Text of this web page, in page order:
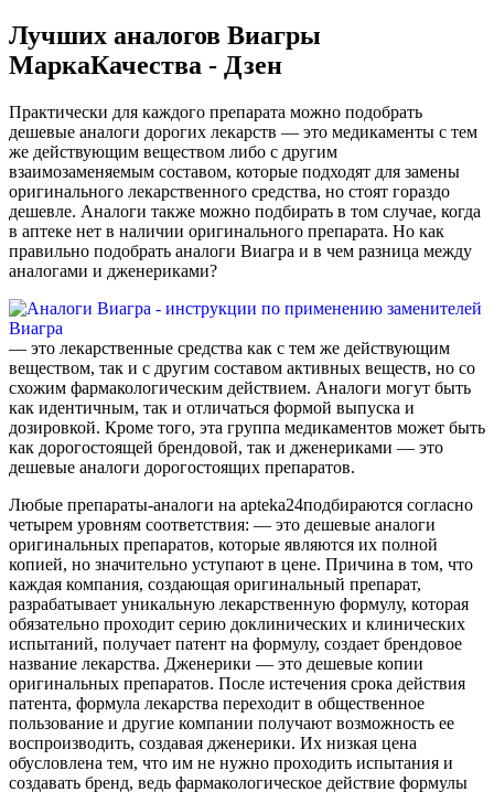
Лучших аналогов Виагры
МаркаКачества - Дзен
Практически для каждого препарата можно подобрать
дешевые аналоги дорогих лекарств — это медикаменты с тем
же действующим веществом либо с другим
взаимозаменяемым составом, которые подходят для замены
оригинального лекарственного средства, но стоят гораздо
дешевле. Аналоги также можно подбирать в том случае, когда
в аптеке нет в наличии оригинального препарата. Но как
правильно подобрать аналоги Виагра и в чем разница между
аналогами и дженериками?
— это лекарственные средства как с тем же действующим
веществом, так и с другим составом активных веществ, но со
схожим фармакологическим действием. Аналоги могут быть
как идентичным, так и отличаться формой выпуска и
дозировкой. Кроме того, эта группа медикаментов может быть
как дорогостоящей брендовой, так и дженериками — это
дешевые аналоги дорогостоящих препаратов.
Любые препараты-аналоги на apteka24подбираются согласно
четырем уровням соответствия: — это дешевые аналоги
оригинальных препаратов, которые являются их полной
копией, но значительно уступают в цене. Причина в том, что
каждая компания, создающая оригинальный препарат,
разрабатывает уникальную лекарственную формулу, которая
обязательно проходит серию доклинических и клинических
испытаний, получает патент на формулу, создает брендовое
название лекарства. Дженерики — это дешевые копии
оригинальных препаратов. После истечения срока действия
патента, формула лекарства переходит в общественное
пользование и другие компании получают возможность ее
воспроизводить, создавая дженерики. Их низкая цена
обусловлена тем, что им не нужно проходить испытания и
создавать бренд, ведь фармакологическое действие формулы